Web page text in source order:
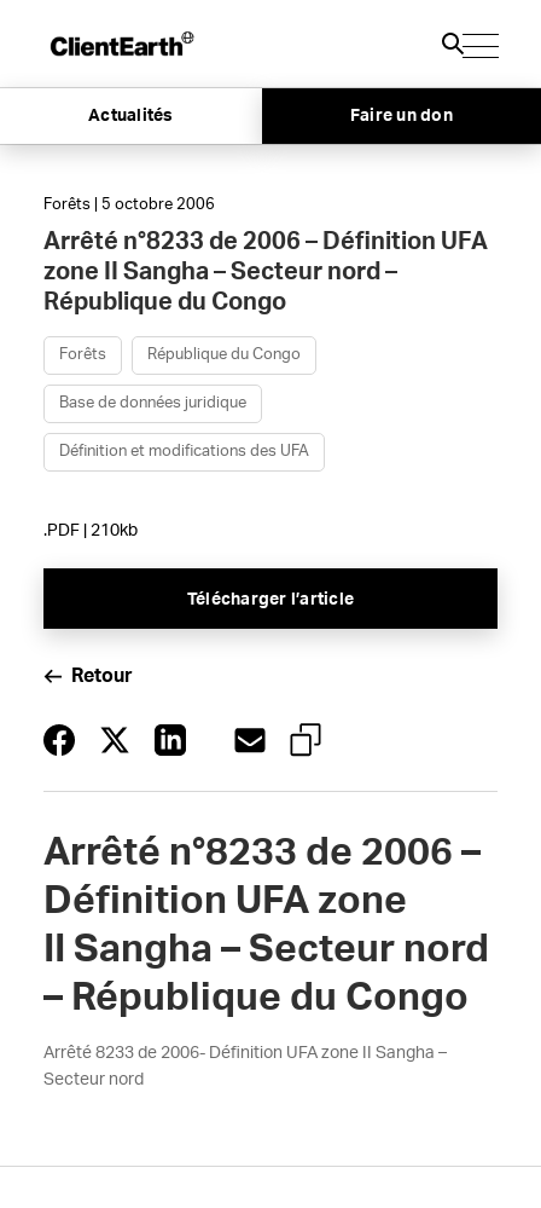
Actualités Faire un don
Forêts | 5 octobre 2006
Arrêté n°8233 de 2006 – Définition UFA
zone II Sangha – Secteur nord –
République du Congo
Forêts République du Congo
Base de données juridique
Définition et modifications des UFA
.PDF | 210kb
Télécharger l’article
Retour
Arrêté n°8233 de 2006 –
Définition UFA zone
II Sangha – Secteur nord
– République du Congo
Arrêté 8233 de 2006- Définition UFA zone II Sangha –
Secteur nord